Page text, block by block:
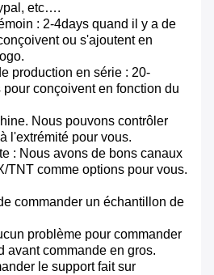
etc….
: 2-4days quand il y a de
ou s'ajoutent en
production en série : 20-
conçoivent en fonction du
Nous pouvons contrôler
l'extrémité pour vous.
: Nous avons de bons canaux
TNT comme options pour vous.
commander un échantillon de
problème pour commander
avant commande en gros.
le support fait sur